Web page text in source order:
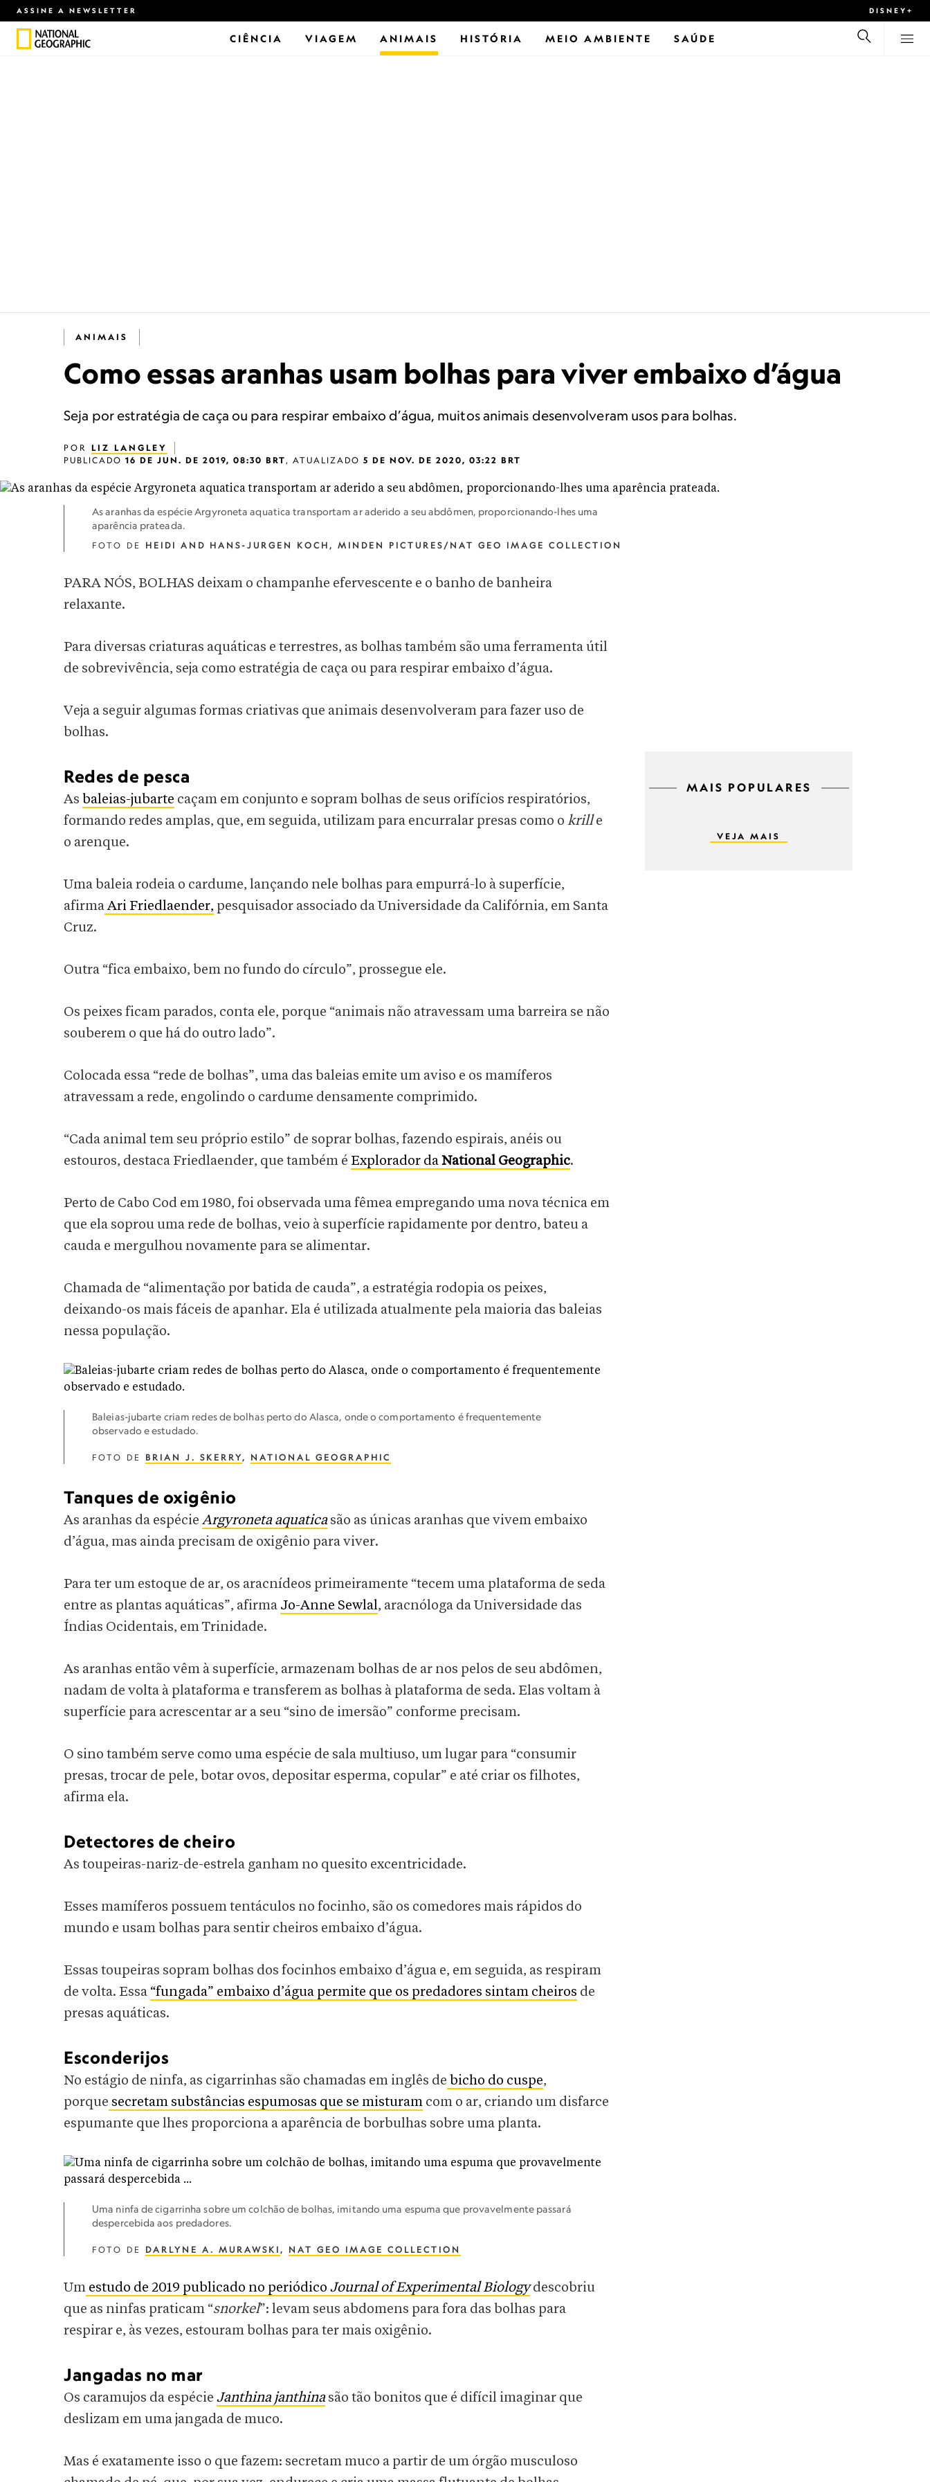
ASSINE A NEWSLETTER DISNEY+
CIÊNCIA VIAGEM ANIMAIS HISTÓRIA MEIO AMBIENTE SAÚDE
ANIMAIS
Como essas aranhas usam bolhas para viver embaixo d’água
Seja por estratégia de caça ou para respirar embaixo d’água, muitos animais desenvolveram usos para bolhas.
POR LIZ LANGLEY
PUBLICADO 16 DE JUN. DE 2019, 08:30 BRT, ATUALIZADO 5 DE NOV. DE 2020, 03:22 BRT
As aranhas da espécie Argyroneta aquatica transportam ar aderido a seu abdômen, proporcionando-lhes uma
aparência prateada.
FOTO DE HEIDI AND HANS-JURGEN KOCH, MINDEN PICTURES/NAT GEO IMAGE COLLECTION
PARA NÓS, BOLHAS deixam o champanhe efervescente e o banho de banheira
relaxante.
Para diversas criaturas aquáticas e terrestres, as bolhas também são uma ferramenta útil
de sobrevivência, seja como estratégia de caça ou para respirar embaixo d’água.
Veja a seguir algumas formas criativas que animais desenvolveram para fazer uso de
bolhas.
Redes de pesca
As baleias-jubarte caçam em conjunto e sopram bolhas de seus orifícios respiratórios,
formando redes amplas, que, em seguida, utilizam para encurralar presas como o krille
o arenque.
Uma baleia rodeia o cardume, lançando nele bolhas para empurrá-lo à superfície,
afirmaAri Friedlaender, pesquisador associado da Universidade da Califórnia, em Santa
Cruz.
Outra “fica embaixo, bem no fundo do círculo”, prossegue ele.
Os peixes ficam parados, conta ele, porque “animais não atravessam uma barreira se não
souberem o que há do outro lado”.
Colocada essa “rede de bolhas”, uma das baleias emite um aviso e os mamíferos
atravessam a rede, engolindo o cardume densamente comprimido.
“Cada animal tem seu próprio estilo” de soprar bolhas, fazendo espirais, anéis ou
estouros, destaca Friedlaender, que também é Explorador da National Geographic.
Perto de Cabo Cod em 1980, foi observada uma fêmea empregando uma nova técnica em
que ela soprou uma rede de bolhas, veio à superfície rapidamente por dentro, bateu a
cauda e mergulhou novamente para se alimentar.
Chamada de “alimentação por batida de cauda”, a estratégia rodopia os peixes,
deixando-os mais fáceis de apanhar. Ela é utilizada atualmente pela maioria das baleias
nessa população.
Baleias-jubarte criam redes de bolhas perto do Alasca, onde o comportamento é frequentemente
observado e estudado.
FOTO DE BRIAN J. SKERRY, NATIONAL GEOGRAPHIC
Tanques de oxigênio
As aranhas da espécie Argyroneta aquaticasão as únicas aranhas que vivem embaixo
d’água, mas ainda precisam de oxigênio para viver.
Para ter um estoque de ar, os aracnídeos primeiramente “tecem uma plataforma de seda
entre as plantas aquáticas”, afirma Jo-Anne Sewlal, aracnóloga da Universidade das
Índias Ocidentais, em Trinidade.
As aranhas então vêm à superfície, armazenam bolhas de ar nos pelos de seu abdômen,
nadam de volta à plataforma e transferem as bolhas à plataforma de seda. Elas voltam à
superfície para acrescentar ar a seu “sino de imersão” conforme precisam.
O sino também serve como uma espécie de sala multiuso, um lugar para “consumir
presas, trocar de pele, botar ovos, depositar esperma, copular” e até criar os filhotes,
afirma ela.
Detectores de cheiro
As toupeiras-nariz-de-estrela ganham no quesito excentricidade.
Esses mamíferos possuem tentáculos no focinho, são os comedores mais rápidos do
mundo e usam bolhas para sentir cheiros embaixo d’água.
Essas toupeiras sopram bolhas dos focinhos embaixo d’água e, em seguida, as respiram
de volta. Essa “fungada” embaixo d’água permite que os predadores sintam cheiros de
presas aquáticas.
Esconderijos
No estágio de ninfa, as cigarrinhas são chamadas em inglês de bicho do cuspe,
porque secretam substâncias espumosas que se misturam com o ar, criando um disfarce
espumante que lhes proporciona a aparência de borbulhas sobre uma planta.
Uma ninfa de cigarrinha sobre um colchão de bolhas, imitando uma espuma que provavelmente passará
despercebida aos predadores.
FOTO DE DARLYNE A. MURAWSKI , NAT GEO IMAGE COLLECTION
Um estudo de 2019 publicado no periódico Journal of Experimental Biologydescobriu
que as ninfas praticam “snorkel”: levam seus abdomens para fora das bolhas para
respirar e, às vezes, estouram bolhas para ter mais oxigênio.
Jangadas no mar
Os caramujos da espécie Janthina janthinasão tão bonitos que é difícil imaginar que
deslizam em uma jangada de muco.
Mas é exatamente isso o que fazem: secretam muco a partir de um órgão musculoso
MAIS POPULARES
VEJA MAIS